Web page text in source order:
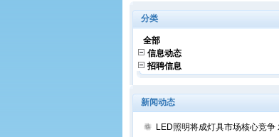
分类
全部
信息动态
招聘信息
新闻动态
LED照明将成灯具市场核心竞争